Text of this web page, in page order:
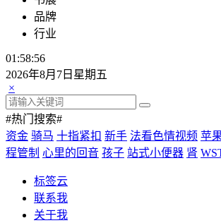
品牌
行业
01:58:56
2026年8月7日星期五
×
#热门搜索#
资金 骑马 十指紧扣 新手 法看色情视频 苹
程管制 心里的回音 孩子 站式小便器 肾
标签云
联系我
关于我